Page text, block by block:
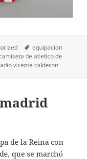
Etiquetas
equipacion
de atletico de
vicente calderon
de la Reina con
que se marchó